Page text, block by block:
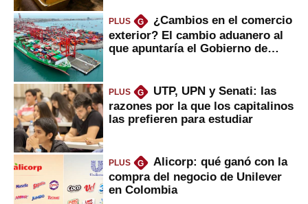
PLUS G
¿Cambios en el comercio
exterior? El cambio aduanero al
que apuntaría el Gobierno de
PLUS G
UTP, UPN y Senati: las
razones por la que los capitalinos
las prefieren para estudiar
PLUS G
Alicorp: qué ganó con la
compra del negocio de Unilever
en Colombia